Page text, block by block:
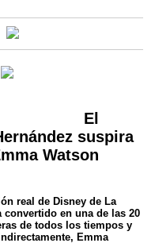
suspira
Watson
real de Disney de La
convertido en una de las 20
de todos los tiempos y
Emma